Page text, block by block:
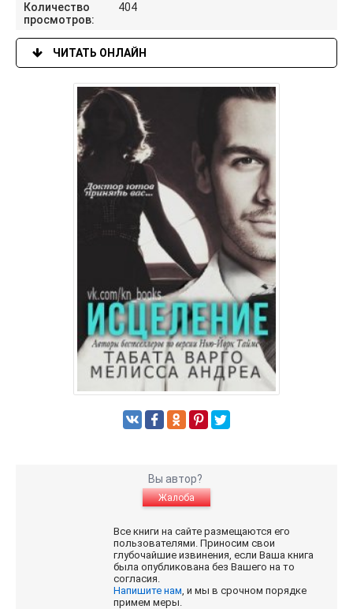
Количество
просмотров:
404
ЧИТАТЬ ОНЛАЙН
Вы автор?
Жалоба
Все книги на сайте размещаются его
пользователями. Приносим свои
глубочайшие извинения, если Ваша книга
была опубликована без Вашего на то
согласия.
Напишите нам , и мы в срочном порядке
примем меры.